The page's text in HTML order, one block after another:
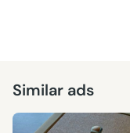
Similar ads